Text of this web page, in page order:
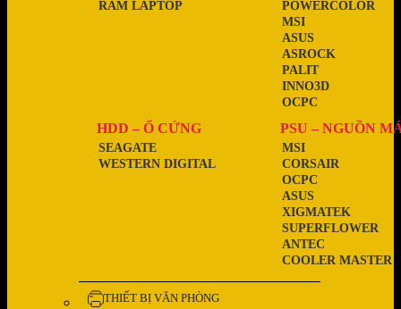
RAM LAPTOP
OCPC
INNO3D
PALIT
ASROCK
ASUS
MSI
POWERCOLOR
HDD – Ổ CỨNG
WESTERN DIGITAL
SEAGATE
PSU – NGUỒN
COOLER MASTER
ANTEC
SUPERFLOWER
XIGMATEK
ASUS
OCPC
CORSAIR
MSI
THIẾT BỊ VĂN PHÒNG